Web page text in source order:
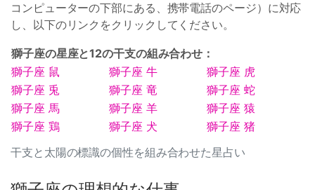
コンピューターの下部にある、携帯電話のページ）に対応
し、以下のリンクをクリックしてください。
干支と太陽の標識の個性を組み合わせた星占い
獅子座の星座と12の干支の組み合わせ：
獅子座 鼠
獅子座 牛
獅子座 虎
獅子座 兎
獅子座 竜
獅子座 蛇
獅子座 馬
獅子座 羊
獅子座 猿
獅子座 鶏
獅子座 犬 獅子座 猪